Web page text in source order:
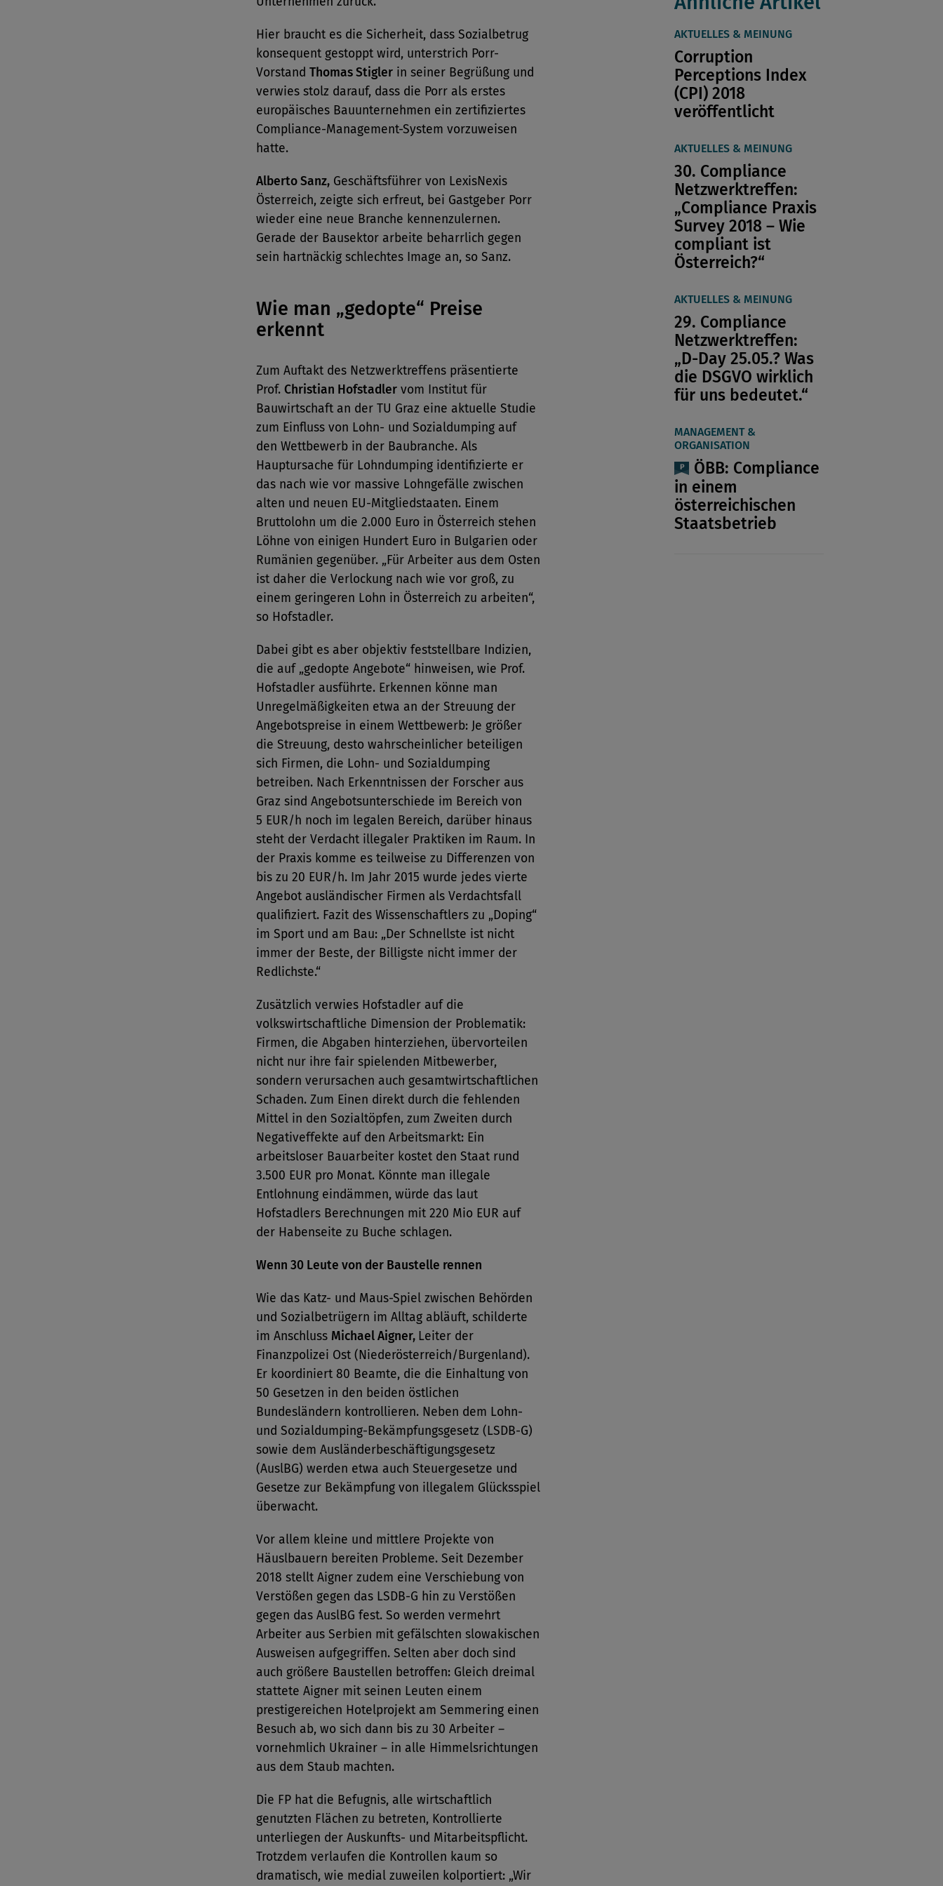
Hier braucht es die Sicherheit, dass Sozialbetrug
konsequent gestoppt wird, unterstrich Porr-
Vorstand Thomas Stigler in seiner Begrüßung und
verwies stolz darauf, dass die Porr als erstes
europäisches Bauunternehmen ein zertifiziertes
Compliance-Management-System vorzuweisen
hatte.
Alberto Sanz, Geschäftsführer von LexisNexis
Österreich, zeigte sich erfreut, bei Gastgeber Porr
wieder eine neue Branche kennenzulernen.
Gerade der Bausektor arbeite beharrlich gegen
sein hartnäckig schlechtes Image an, so Sanz.
Wie man „gedopte“ Preise
erkennt
Zum Auftakt des Netzwerktreffens präsentierte
Prof. Christian Hofstadler vom Institut für
Bauwirtschaft an der TU Graz eine aktuelle Studie
zum Einfluss von Lohn- und Sozialdumping auf
den Wettbewerb in der Baubranche. Als
Hauptursache für Lohndumping identifizierte er
das nach wie vor massive Lohngefälle zwischen
alten und neuen EU-Mitgliedstaaten. Einem
Bruttolohn um die 2.000 Euro in Österreich stehen
Löhne von einigen Hundert Euro in Bulgarien oder
Rumänien gegenüber. „Für Arbeiter aus dem Osten
ist daher die Verlockung nach wie vor groß, zu
einem geringeren Lohn in Österreich zu arbeiten“,
so Hofstadler.
Dabei gibt es aber objektiv feststellbare Indizien,
die auf „gedopte Angebote“ hinweisen, wie Prof.
Hofstadler ausführte. Erkennen könne man
Unregelmäßigkeiten etwa an der Streuung der
Angebotspreise in einem Wettbewerb: Je größer
die Streuung, desto wahrscheinlicher beteiligen
sich Firmen, die Lohn- und Sozialdumping
betreiben. Nach Erkenntnissen der Forscher aus
Graz sind Angebotsunterschiede im Bereich von
5 EUR/h noch im legalen Bereich, darüber hinaus
steht der Verdacht illegaler Praktiken im Raum. In
der Praxis komme es teilweise zu Differenzen von
bis zu 20 EUR/h. Im Jahr 2015 wurde jedes vierte
Angebot ausländischer Firmen als Verdachtsfall
qualifiziert. Fazit des Wissenschaftlers zu „Doping“
im Sport und am Bau: „Der Schnellste ist nicht
immer der Beste, der Billigste nicht immer der
Redlichste.“
Zusätzlich verwies Hofstadler auf die
volkswirtschaftliche Dimension der Problematik:
Firmen, die Abgaben hinterziehen, übervorteilen
nicht nur ihre fair spielenden Mitbewerber,
sondern verursachen auch gesamtwirtschaftlichen
Schaden. Zum Einen direkt durch die fehlenden
Mittel in den Sozialtöpfen, zum Zweiten durch
Negativeffekte auf den Arbeitsmarkt: Ein
arbeitsloser Bauarbeiter kostet den Staat rund
3.500 EUR pro Monat. Könnte man illegale
Entlohnung eindämmen, würde das laut
Hofstadlers Berechnungen mit 220 Mio EUR auf
der Habenseite zu Buche schlagen.
Wenn 30 Leute von der Baustelle rennen
Wie das Katz- und Maus-Spiel zwischen Behörden
und Sozialbetrügern im Alltag abläuft, schilderte
im Anschluss Michael Aigner, Leiter der
Finanzpolizei Ost (Niederösterreich/Burgenland).
Er koordiniert 80 Beamte, die die Einhaltung von
50 Gesetzen in den beiden östlichen
Bundesländern kontrollieren. Neben dem Lohn-
und Sozialdumping-Bekämpfungsgesetz (LSDB-G)
sowie dem Ausländerbeschäftigungsgesetz
(AuslBG) werden etwa auch Steuergesetze und
Gesetze zur Bekämpfung von illegalem Glücksspiel
überwacht.
Vor allem kleine und mittlere Projekte von
Häuslbauern bereiten Probleme. Seit Dezember
2018 stellt Aigner zudem eine Verschiebung von
Verstößen gegen das LSDB-G hin zu Verstößen
gegen das AuslBG fest. So werden vermehrt
Arbeiter aus Serbien mit gefälschten slowakischen
Ausweisen aufgegriffen. Selten aber doch sind
auch größere Baustellen betroffen: Gleich dreimal
stattete Aigner mit seinen Leuten einem
prestigereichen Hotelprojekt am Semmering einen
Besuch ab, wo sich dann bis zu 30 Arbeiter –
vornehmlich Ukrainer – in alle Himmelsrichtungen
aus dem Staub machten.
Die FP hat die Befugnis, alle wirtschaftlich
genutzten Flächen zu betreten, Kontrollierte
unterliegen der Auskunfts- und Mitarbeitspflicht.
Trotzdem verlaufen die Kontrollen kaum so
dramatisch, wie medial zuweilen kolportiert: „Wir
AKTUELLES & MEINUNG
Corruption
Perceptions Index
(CPI) 2018
veröffentlicht
AKTUELLES & MEINUNG
30. Compliance
Netzwerktreffen:
„Compliance Praxis
Survey 2018 – Wie
compliant ist
Österreich?“
AKTUELLES & MEINUNG
29. Compliance
Netzwerktreffen:
„D-Day 25.05.? Was
die DSGVO wirklich
für uns bedeutet.“
MANAGEMENT &
ORGANISATION
ÖBB: Compliance
in einem
österreichischen
Staatsbetrieb